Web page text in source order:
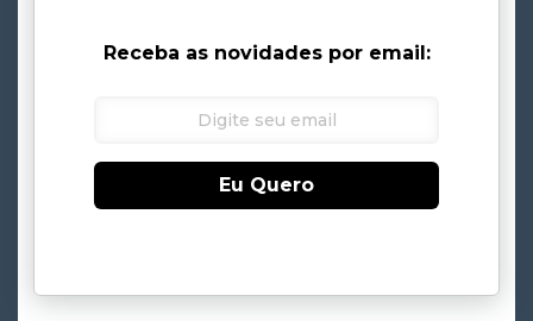
Receba as novidades por email:
Eu Quero